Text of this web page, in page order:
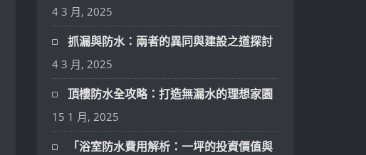
4 3 月, 2025
抓漏與防水：兩者的異同與建設之道探討
4 3 月, 2025
頂樓防水全攻略：打造無漏水的理想家園
15 1 月, 2025
「浴室防水費用解析：一坪的投資價值與